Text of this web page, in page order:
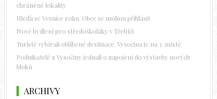
chráněné lokality
Hledá se Vesnice roku. Obce se mohou přihlásit
Nové bydlení pro středoškoláky v Třebíči
Turisté vybírali oblíbené destinace. Vysočina je na 3. místě
Podnikatelé z Vysočiny jednali o zapojení do výstavby nových
bloků
ARCHIVY